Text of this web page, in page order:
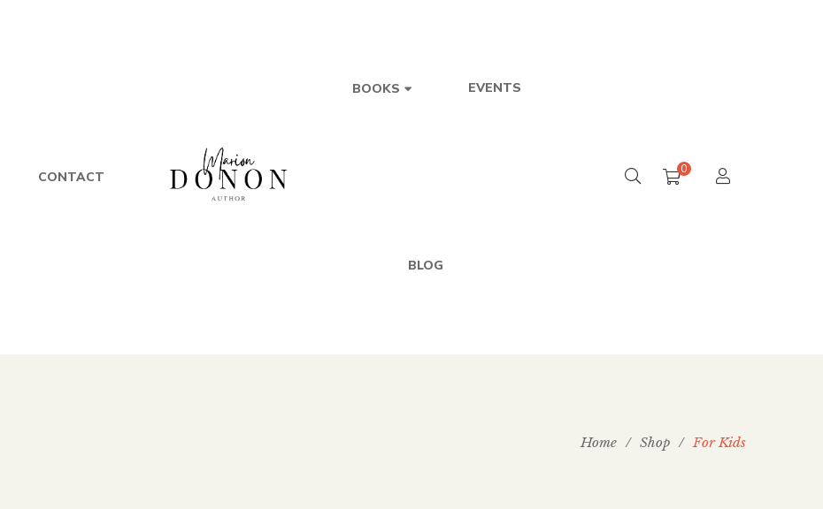
CONTACT
BOOKS EVENTS
BLOG
0
Home / Shop / For Kids